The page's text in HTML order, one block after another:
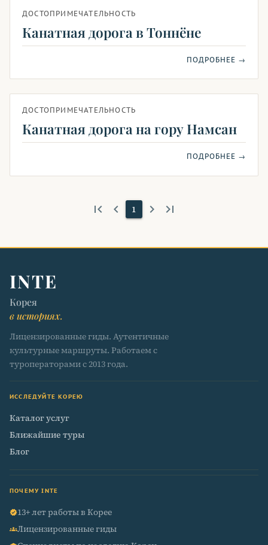
ДОСТОПРИМЕЧАТЕЛЬНОСТЬ
Канатная дорога в Тоннёне
ПОДРОБНЕЕ →
ДОСТОПРИМЕЧАТЕЛЬНОСТЬ
Канатная дорога на гору Намсан
ПОДРОБНЕЕ →
first_page keyboard_arrow_left 1 keyboard_arrow_right last_page
INTE
Корея
в историях.
Лицензированные гиды. Аутентичные
культурные маршруты. Работаем с
туроператорами с 2013 года.
ИССЛЕДУЙТЕ КОРЕЮ
Каталог услуг
Ближайшие туры
Блог
ПОЧЕМУ INTE
verified13+ лет работы в Корее
groupsЛицензированные гиды